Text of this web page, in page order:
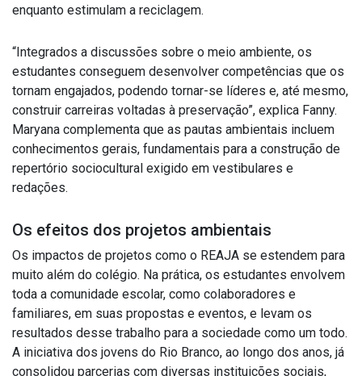
enquanto estimulam a reciclagem.
“Integrados a discussões sobre o meio ambiente, os
estudantes conseguem desenvolver competências que os
tornam engajados, podendo tornar-se líderes e, até mesmo,
construir carreiras voltadas à preservação”, explica Fanny.
Maryana complementa que as pautas ambientais incluem
conhecimentos gerais, fundamentais para a construção de
repertório sociocultural exigido em vestibulares e
redações.
Os efeitos dos projetos ambientais
Os impactos de projetos como o REAJA se estendem para
muito além do colégio. Na prática, os estudantes envolvem
toda a comunidade escolar, como colaboradores e
familiares, em suas propostas e eventos, e levam os
resultados desse trabalho para a sociedade como um todo.
A iniciativa dos jovens do Rio Branco, ao longo dos anos, já
consolidou parcerias com diversas instituições sociais,